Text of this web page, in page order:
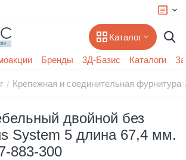
Каталог
Бренды 3Д-Базис Каталоги
/ Крепежная и соединительная фурнитура
двойной без
System 5 длина 67,4 мм.
883-300